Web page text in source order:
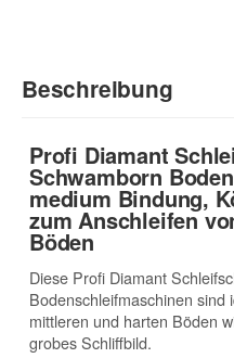
Beschreibung
Profi Diamant
Schwamborn
medium Bindung,
zum Anschleifen
Böden
Diese Profi Diamant
Bodenschleifmaschinen sind
mittleren und harten Böden
grobes Schliffbild.